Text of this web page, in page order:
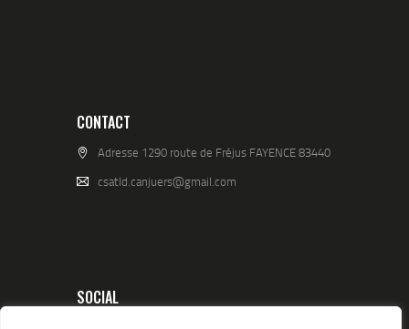
CONTACT
Adresse 1290 route de Fréjus FAYENCE 83440
csatld.canjuers@gmail.com
SOCIAL